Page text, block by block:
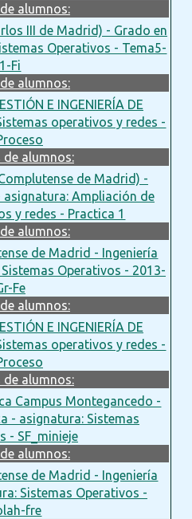
alumnos:
III de Madrid) - Grado en
Operativos - Tema5-
1-Fi
alumnos:
E INGENIERÍA DE
operativos y redes -
de alumnos:
de Madrid) -
Ampliación de
y redes - Practica 1
alumnos:
de Madrid - Ingeniería
Operativos - 2013-
Fe
alumnos:
E INGENIERÍA DE
operativos y redes -
de alumnos:
Campus Montegancedo -
- asignatura: Sistemas
- SF_minieje
alumnos:
de Madrid - Ingeniería
Sistemas Operativos -
fre